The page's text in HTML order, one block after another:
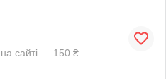
сайті — 150 ₴